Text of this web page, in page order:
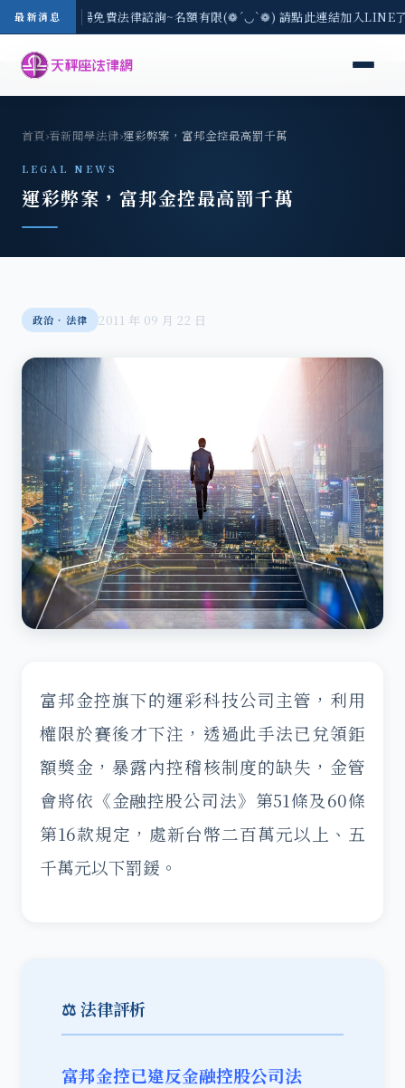
最新消息
-8/3(一) 現場免費法律諮詢~名額有限(❁´◡`❁) 請點此連結加入LINE
首頁›看新聞學法律›運彩弊案，富邦金控最高罰千萬
LEGAL NEWS
運彩弊案，富邦金控最高罰千萬
政治‧法律 2011 年 09 月 22 日
富邦金控旗下的運彩科技公司主管，利用
權限於賽後才下注，透過此手法已兌領鉅
額獎金，暴露內控稽核制度的缺失，金管
會將依《金融控股公司法》第51條及60條
第16款規定，處新台幣二百萬元以上、五
千萬元以下罰鍰。
⚖️ 法律評析
富邦金控已違反金融控股公司法